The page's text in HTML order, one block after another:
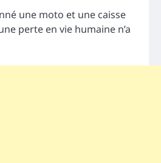
une moto et une caisse
perte en vie humaine n’a